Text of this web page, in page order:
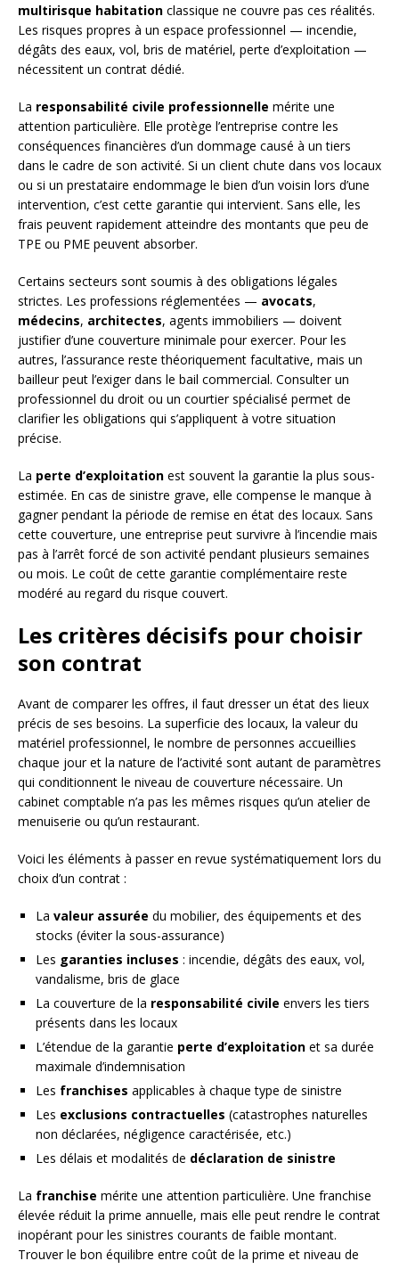
multirisque habitation classique ne couvre pas ces réalités.
Les risques propres à un espace professionnel — incendie,
dégâts des eaux, vol, bris de matériel, perte d’exploitation —
nécessitent un contrat dédié.
La responsabilité civile professionnelle mérite une
attention particulière. Elle protège l’entreprise contre les
conséquences financières d’un dommage causé à un tiers
dans le cadre de son activité. Si un client chute dans vos locaux
ou si un prestataire endommage le bien d’un voisin lors d’une
intervention, c’est cette garantie qui intervient. Sans elle, les
frais peuvent rapidement atteindre des montants que peu de
TPE ou PME peuvent absorber.
Certains secteurs sont soumis à des obligations légales
strictes. Les professions réglementées — avocats,
médecins, architectes, agents immobiliers — doivent
justifier d’une couverture minimale pour exercer. Pour les
autres, l’assurance reste théoriquement facultative, mais un
bailleur peut l’exiger dans le bail commercial. Consulter un
professionnel du droit ou un courtier spécialisé permet de
clarifier les obligations qui s’appliquent à votre situation
précise.
La perte d’exploitation est souvent la garantie la plus sous-
estimée. En cas de sinistre grave, elle compense le manque à
gagner pendant la période de remise en état des locaux. Sans
cette couverture, une entreprise peut survivre à l’incendie mais
pas à l’arrêt forcé de son activité pendant plusieurs semaines
ou mois. Le coût de cette garantie complémentaire reste
modéré au regard du risque couvert.
Les critères décisifs pour choisir
son contrat
Avant de comparer les offres, il faut dresser un état des lieux
précis de ses besoins. La superficie des locaux, la valeur du
matériel professionnel, le nombre de personnes accueillies
chaque jour et la nature de l’activité sont autant de paramètres
qui conditionnent le niveau de couverture nécessaire. Un
cabinet comptable n’a pas les mêmes risques qu’un atelier de
menuiserie ou qu’un restaurant.
Voici les éléments à passer en revue systématiquement lors du
choix d’un contrat :
La valeur assurée du mobilier, des équipements et des
stocks (éviter la sous-assurance)
Les garanties incluses : incendie, dégâts des eaux, vol,
vandalisme, bris de glace
La couverture de la responsabilité civile envers les tiers
présents dans les locaux
L’étendue de la garantie perte d’exploitation et sa durée
maximale d’indemnisation
Les franchises applicables à chaque type de sinistre
Les exclusions contractuelles (catastrophes naturelles
non déclarées, négligence caractérisée, etc.)
Les délais et modalités de déclaration de sinistre
La franchise mérite une attention particulière. Une franchise
élevée réduit la prime annuelle, mais elle peut rendre le contrat
inopérant pour les sinistres courants de faible montant.
Trouver le bon équilibre entre coût de la prime et niveau de